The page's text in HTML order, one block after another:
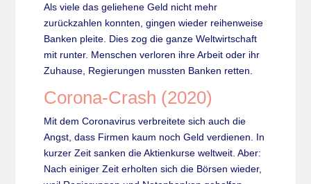
Als viele das geliehene Geld nicht mehr
zurückzahlen konnten, gingen wieder reihenweise
Banken pleite. Dies zog die ganze Weltwirtschaft
mit runter. Menschen verloren ihre Arbeit oder ihr
Zuhause, Regierungen mussten Banken retten.
Corona-Crash (2020)
Mit dem Coronavirus verbreitete sich auch die
Angst, dass Firmen kaum noch Geld verdienen. In
kurzer Zeit sanken die Aktienkurse weltweit. Aber:
Nach einiger Zeit erholten sich die Börsen wieder,